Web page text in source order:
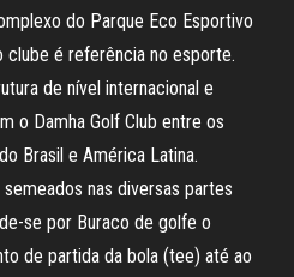
do Parque Eco Esportivo
clube é referência no esporte.
de nível internacional e
o Damha Golf Club entre os
Brasil e América Latina.
nas diversas partes
se por Buraco de golfe o
de partida da bola (tee) até ao